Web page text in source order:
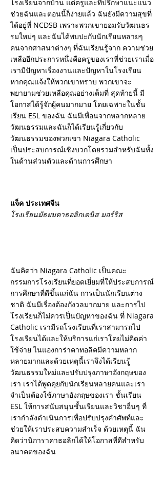
โรงเรียนจากบ้าน แต่ครูและที่ปรึกษาแนะแนว
ช่วยฉันและตอนนี้ก็ง่ายแล้ว ฉันยังมีความสุขที่
ได้อยู่ที่ NCDSB เพราะพวกเขายอมรับวัฒนธร
รมใหม่ๆ และฉันได้พบปะกับนักเรียนหลายๆ
คนจากศาสนาต่างๆ ที่ฉันเรียนรู้จาก ความช่วย
เหลืออีกประการหนึ่งคือครูของเราที่ช่วยเราเมื่อ
เรามีปัญหาเรื่องงานและปัญหาในโรงเรียน
หากคุณแจ้งให้พวกเขาทราบ พวกเขาจะ
พยายามช่วยเหลือคุณอย่างเต็มที่ สุดท้ายนี้ มี
โอกาสได้รู้จักผู้คนมากมาย โดยเฉพาะในชั้น
เรียน ESL ของฉัน ฉันมีเพื่อนจากหลากหลาย
วัฒนธรรมและฉันก็ได้เรียนรู้เกี่ยวกับ
วัฒนธรรมของพวกเขา Niagara Catholic
เป็นประสบการณ์เชิงบวกโดยรวมสำหรับฉันทั้ง
ในด้านส่วนตัวและด้านการศึกษา
แจ็ค ประเทศจีน
โรงเรียนมัธยมคาธอลิกเดนิส มอร์ริส
ฉันคิดว่า Niagara Catholic เป็นคณะ
กรรมการโรงเรียนที่ยอดเยี่ยมที่ให้ประสบการณ์
การศึกษาที่ดีขึ้นแก่ฉัน การเป็นนักเรียนต่าง
ชาติ ฉันมีเรื่องต้องกังวลมากมาย และการไป
โรงเรียนก็ไม่ควรเป็นปัญหาของฉัน ที่ Niagara
Catholic เรามีรถโรงเรียนที่เราสามารถไป
โรงเรียนได้และให้บริการแก่เราโดยไม่คิดค่า
ใช้จ่าย ไนแองการ่าคาทอลิคมีความหลาก
หลายมากและด้วยเหตุนี้เราจึงได้เรียนรู้
วัฒนธรรมใหม่และปรับปรุงภาษาอังกฤษของ
เรา เราได้พูดคุยกับนักเรียนหลายคนและเรา
จำเป็นต้องใช้ภาษาอังกฤษของเรา ชั้นเรียน
ESL ให้การสนับสนุนชั้นเรียนและวิชาอื่นๆ ที่
เรากำลังดำเนินการเพื่อปรับปรุงคำศัพท์และ
ช่วยให้เราประสบความสำเร็จ ด้วยเหตุนี้ ฉัน
คิดว่านิการาคาธอลิกได้ให้โอกาสที่ดีสำหรับ
อนาคตของฉัน